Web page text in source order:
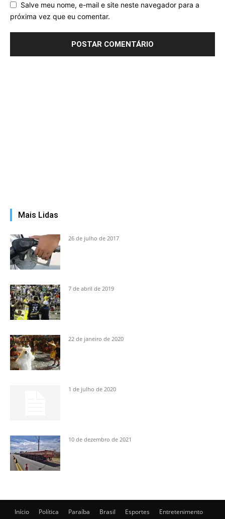
Salve meu nome, e-mail e site neste navegador para a
próxima vez que eu comentar.
Mais Lidas
26 de julho de 2017
7 de abril de 2019
22 de janeiro de 2020
1 de julho de 2020
10 de dezembro de 2021
Início Política Paraíba Brasil Esportes
Entretenimento